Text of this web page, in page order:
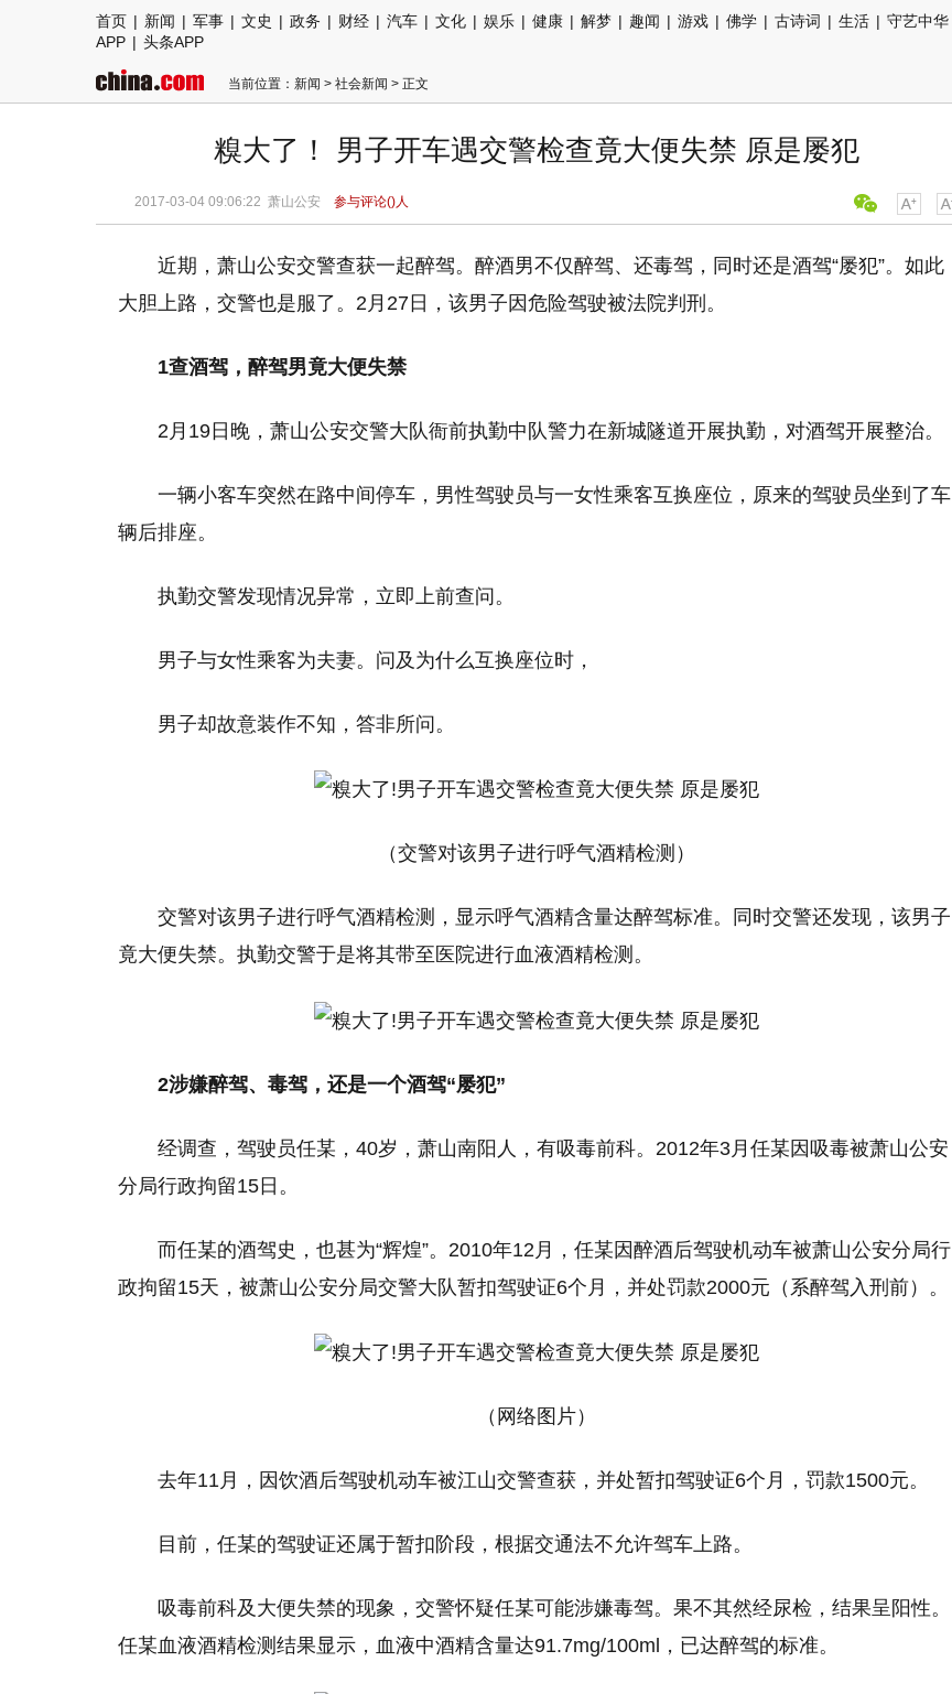
首页 | 新闻 | 军事 | 文史 | 政务 | 财经 | 汽车 | 文化 | 娱乐 | 健康 | 解梦 | 趣闻 | 游戏 | 佛学 | 古诗词 | 生活 | 守艺中华
APP | 头条APP
当前位置： 新闻 > 社会新闻 > 正文
糗大了！ 男子开车遇交警检查竟大便失禁 原是屡犯
2017-03-04 09:06:22 萧山公安 参与评论()人
近期，萧山公安交警查获一起醉驾。醉酒男不仅醉驾、还毒驾，同时还是酒驾“屡犯”。如此
大胆上路，交警也是服了。2月27日，该男子因危险驾驶被法院判刑。
1查酒驾，醉驾男竟大便失禁
2月19日晚，萧山公安交警大队衙前执勤中队警力在新城隧道开展执勤，对酒驾开展整治。
一辆小客车突然在路中间停车，男性驾驶员与一女性乘客互换座位，原来的驾驶员坐到了车
辆后排座。
执勤交警发现情况异常，立即上前查问。
男子与女性乘客为夫妻。问及为什么互换座位时，
男子却故意装作不知，答非所问。
（交警对该男子进行呼气酒精检测）
交警对该男子进行呼气酒精检测，显示呼气酒精含量达醉驾标准。同时交警还发现，该男子
竟大便失禁。执勤交警于是将其带至医院进行血液酒精检测。
2涉嫌醉驾、毒驾，还是一个酒驾“屡犯”
经调查，驾驶员任某，40岁，萧山南阳人，有吸毒前科。2012年3月任某因吸毒被萧山公安
分局行政拘留15日。
而任某的酒驾史，也甚为“辉煌”。2010年12月，任某因醉酒后驾驶机动车被萧山公安分局行
政拘留15天，被萧山公安分局交警大队暂扣驾驶证6个月，并处罚款2000元（系醉驾入刑前）。
（网络图片）
去年11月，因饮酒后驾驶机动车被江山交警查获，并处暂扣驾驶证6个月，罚款1500元。
目前，任某的驾驶证还属于暂扣阶段，根据交通法不允许驾车上路。
吸毒前科及大便失禁的现象，交警怀疑任某可能涉嫌毒驾。果不其然经尿检，结果呈阳性。
任某血液酒精检测结果显示，血液中酒精含量达91.7mg/100ml，已达醉驾的标准。